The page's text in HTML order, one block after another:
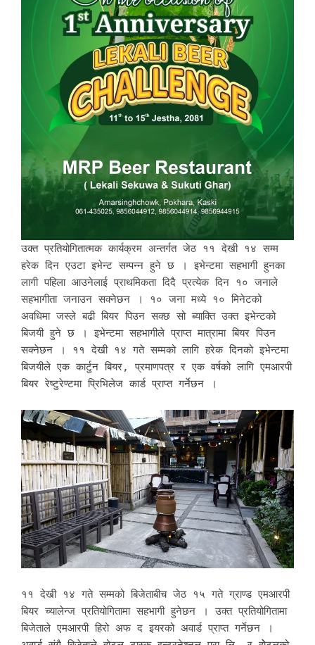
उक्त प्रतियोगितात्मक कार्यक्रम अन्तर्गत जेठ ११ देखी १४ सम्म
हरेक दिन एउटा इभेन्ट सम्पन्न हुने छ । इभेन्टमा सहभागी हुनका
लागी पहिला आउनेलाई प्राथमिकता दिदै प्रत्येक दिन १० जनाले
सहभागीता जनाउन सक्नेछन । १० जना मध्ये १० मिनेटको
अवधिमा जस्ले बढी बियर पिउन सक्छ सो ब्याक्ति उक्त इभेन्टको
बिजयी हुने छ । इभेन्टमा सहभागीले प्राप्त मात्रामा बियर पिउन
सक्नेछन । ११ देखी १४ गते सम्मको लागि हरेक दिनको इभेन्टमा
बिजयीले एक कार्टुन बियर, प्रमाणपत्र र एक वर्षको लागि एमआरपी
बियर रेष्टुरेण्टमा प्रिभिलेज कार्ड प्राप्त गर्नेछन ।
११ देखी १४ गते सम्मको बिजेताबीच जेठ १५ गते ग्राण्ड एमआरपी
बियर च्यालेन्ज प्रतियोगितामा सहभागी हुनेछन । उक्त प्रतियोगितामा
बिजेताले एमआरपी हिरो अफ द इयरको अवार्ड प्राप्त गर्नेछन ।